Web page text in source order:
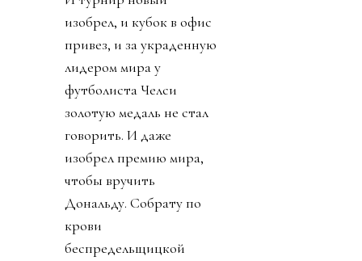
изобрел, и кубок в офис
привез, и за украденную
лидером мира у
футболиста Челси
золотую медаль не стал
говорить. И даже
изобрел премию мира,
чтобы вручить
Дональду. Собрату по
крови
беспредельщицкой